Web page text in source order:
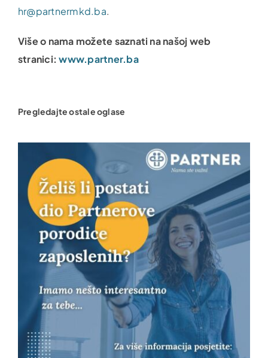
hr@partnermkd.ba.
Više o nama možete saznati na našoj web
stranici:www.partner.ba
Pregledajte ostale oglase